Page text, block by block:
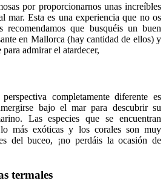
por proporcionarnos unas increíbles
mar. Esta es una experiencia que no os
recomendamos que busquéis un buen
en Mallorca (hay cantidad de ellos) y
admirar el atardecer,
completamente diferente es
bajo el mar para descubrir su
Las especies que se encuentran
más exóticas y los corales son muy
del buceo, ¡no perdáis la ocasión de
termales